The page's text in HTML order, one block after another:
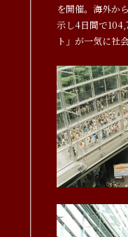
を開催。海外か
示し4日間で
ト」が一気に社